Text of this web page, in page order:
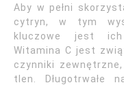
Aby w pełni
cytryn, w tym
kluczowe jest ich
Witamina C jest
czynniki
tlen. Długotrwałe